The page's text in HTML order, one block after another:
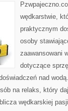
wędkarstwie,
praktycznym
osoby
zaawansowani
dotyczące
nad
na relaks, który
wędkarskiej